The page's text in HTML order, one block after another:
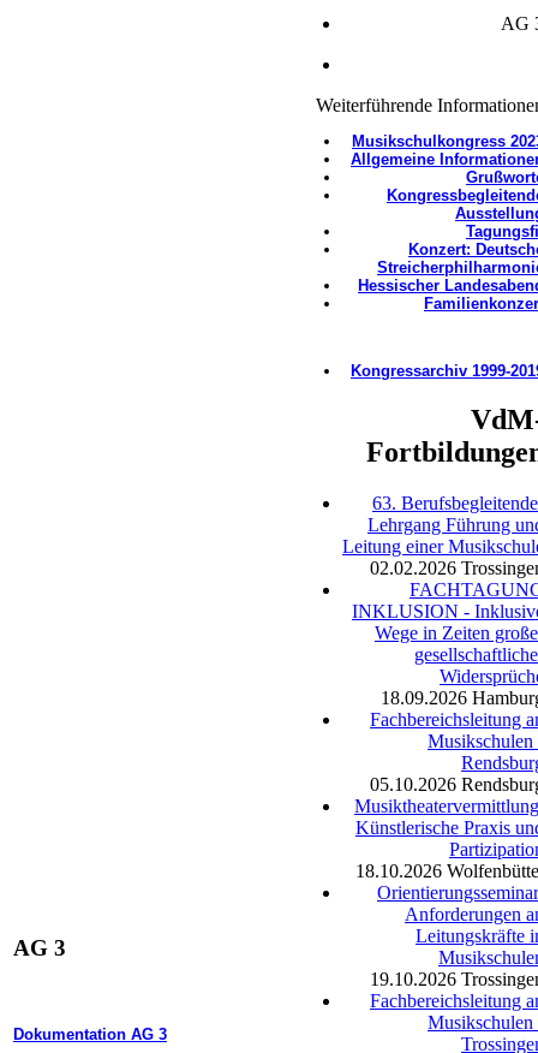
AG 3
Dokumentation AG 3
AG
Weiterführende
Musikschulkongress
Allgemeine
Konzert:
Hessischer
Kongressarchiv 1999-
63.
Lehrgang Führung
Leitung einer
02.02.2026
INKLUSION -
Wege in Zeiten
18.09.2026
Fachbereichsleitung
Musikschulen
05.10.2026
Künstlerische Praxis
18.10.2026
Anforderungen
Leitungskräfte
19.10.2026
Fachbereichsleitung
Musikschulen